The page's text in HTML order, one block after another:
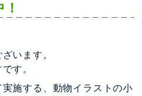
います。
す。
実施する、動物イラストの小